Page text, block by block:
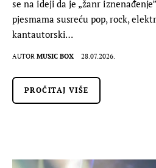
se na ideji da je „žanr
pjesmama susreću pop, rock,
kantautorski…
AUTOR MUSIC BOX 28.07.2026.
PROČITAJ VIŠE